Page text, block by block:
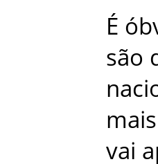
É
são
mais
vai